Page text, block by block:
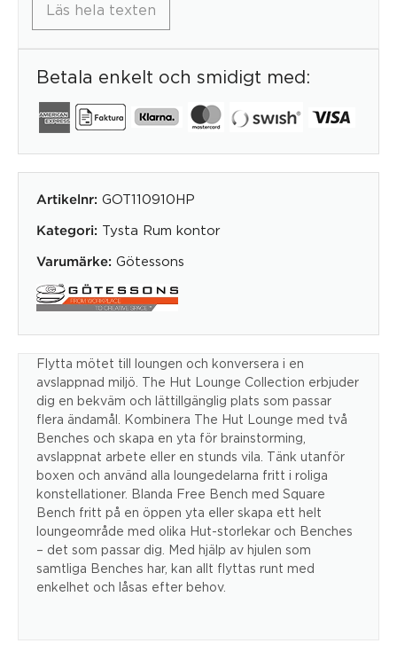
Läs hela texten
Betala enkelt och smidigt med:
Artikelnr: GOT110910HP
Kategori: Tysta Rum kontor
Varumärke: Götessons
Flytta mötet till loungen och konversera i en
avslappnad miljö. The Hut Lounge Collection erbjuder
dig en bekväm och lättillgänglig plats som passar
flera ändamål. Kombinera The Hut Lounge med två
Benches och skapa en yta för brainstorming,
avslappnat arbete eller en stunds vila. Tänk utanför
boxen och använd alla loungedelarna fritt i roliga
konstellationer. Blanda Free Bench med Square
Bench fritt på en öppen yta eller skapa ett helt
loungeområde med olika Hut-storlekar och Benches
– det som passar dig. Med hjälp av hjulen som
samtliga Benches har, kan allt flyttas runt med
enkelhet och låsas efter behov.